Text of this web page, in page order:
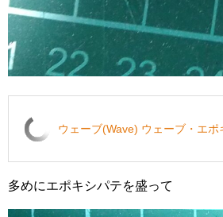
ウェーブ(Wave) ウェーブ・エ
多めにエポキシパテを盛って